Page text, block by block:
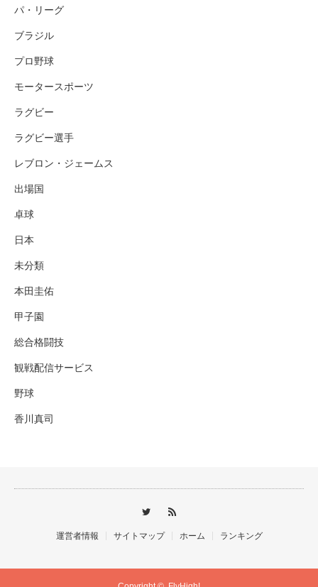
パ・リーグ
ブラジル
プロ野球
モータースポーツ
ラグビー
ラグビー選手
レブロン・ジェームス
出場国
卓球
日本
未分類
本田圭佑
甲子園
総合格闘技
観戦配信サービス
野球
香川真司
運営者情報 サイトマップ ホーム ランキング